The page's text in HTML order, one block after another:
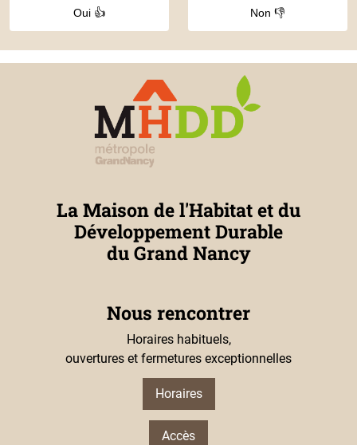
Oui 👍 Non 👎
La Maison de l'Habitat et du
Développement Durable
du Grand Nancy
Nous rencontrer
Horaires habituels,
ouvertures et fermetures exceptionnelles
Horaires
Accès